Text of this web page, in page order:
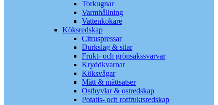
Torkugnar
Varmhållning
Vattenkokare
Köksredskap
Citruspressar
Durkslag & silar
Frukt- och grönsakssvarvar
Kryddkvarnar
Köksvågar
Mått & måttsatser
Osthyvlar & ostredskap
Potatis- och rotfruktsredskap